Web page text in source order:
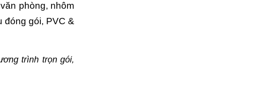
phòng, nhôm
đóng gói, PVC &
trình trọn gói,